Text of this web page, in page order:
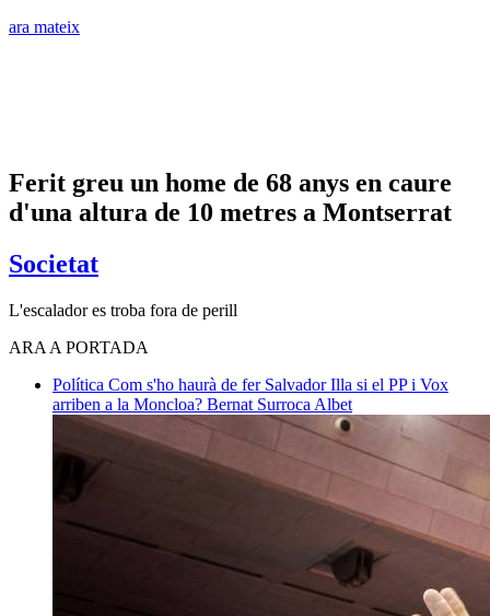
ara mateix
Ferit greu un home de 68 anys en caure
d'una altura de 10 metres a Montserrat
Societat
L'escalador es troba fora de perill
ARA A PORTADA
Política Com s'ho haurà de fer Salvador Illa si el PP i Vox
arriben a la Moncloa? Bernat Surroca Albet